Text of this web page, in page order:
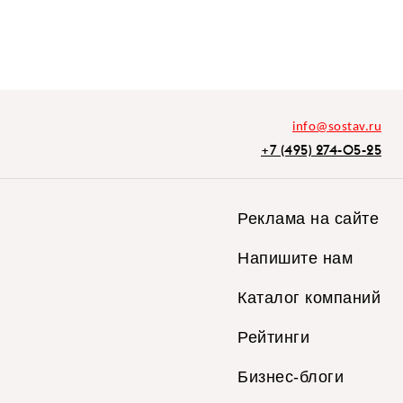
info@sostav.ru
+7 (495) 274-05-25
Реклама на сайте
Напишите нам
Каталог компаний
Рейтинги
Бизнес-блоги